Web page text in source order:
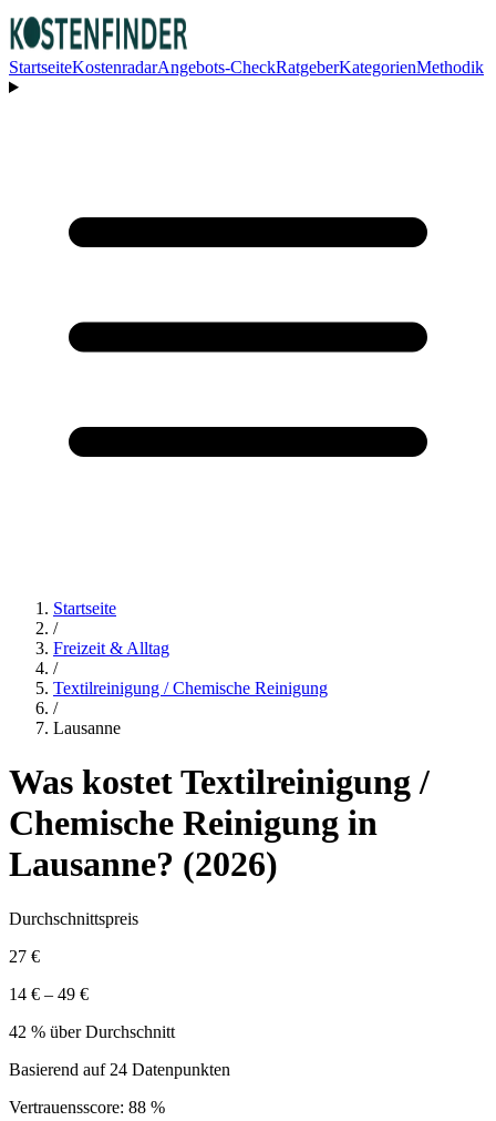
StartseiteKostenradarAngebots-CheckRatgeberKategorienMethodik
Startseite
/
Freizeit & Alltag
/
Textilreinigung / Chemische Reinigung
/
Lausanne
Was kostetTextilreinigung /
Chemische Reinigung in
Lausanne? (2026)
Durchschnittspreis
27 €
14 € – 49 €
42 % über Durchschnitt
Basierend auf 24 Datenpunkten
Vertrauensscore: 88 %